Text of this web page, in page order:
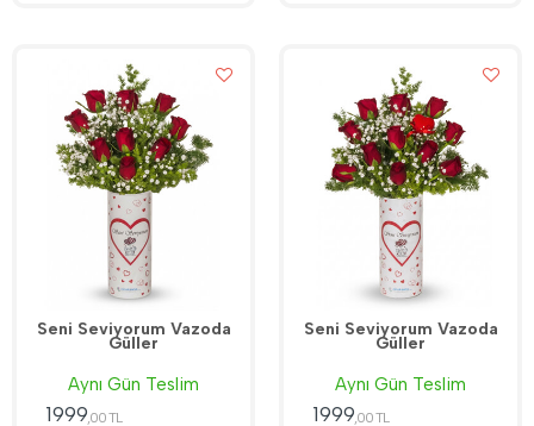
Seni Seviyorum Vazoda
Güller
Aynı Gün Teslim
1999 ,00 TL
Seni Seviyorum Vazoda
Güller
Aynı Gün Teslim
1999 ,00 TL